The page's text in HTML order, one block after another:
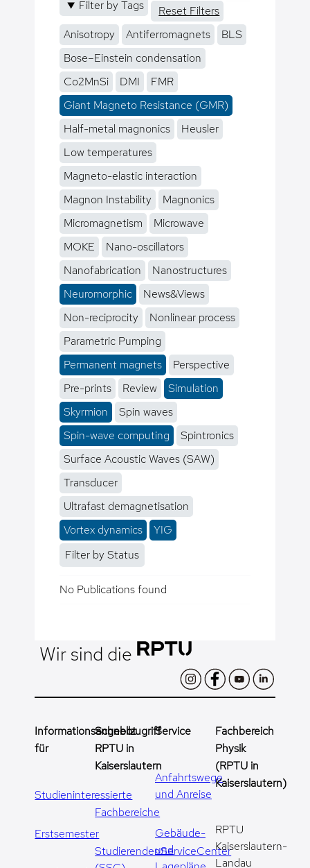
Filter by Tags
Reset Filters
Anisotropy
Antiferromagnets
BLS
Bose–Einstein condensation
Co2MnSi
DMI
FMR
Giant Magneto Resistance (GMR)
Half-metal magnonics
Heusler
Low temperatures
Magneto-elastic interaction
Magnon Instability
Magnonics
Micromagnetism
Microwave
MOKE
Nano-oscillators
Nanofabrication
Nanostructures
Neuromorphic
News&Views
Non-reciprocity
Nonlinear process
Parametric Pumping
Permanent magnets
Perspective
Pre-prints
Review
Simulation
Skyrmion
Spin waves
Spin-wave computing
Spintronics
Surface Acoustic Waves (SAW)
Transducer
Ultrafast demagnetisation
Vortex dynamics
YIG
Filter by Status
No Publications found
Wir sind die
Informationsangebot
für
Studieninteressierte
Erstsemester
Schnellzugriff
RPTU in
Kaiserslautern
Fachbereiche
StudierendenServiceCenter
Service
Anfahrtswege
und Anreise
Gebäude-
und
Fachbereich
Physik
(RPTU in
Kaiserslautern)
RPTU
Kaiserslautern-
Landau